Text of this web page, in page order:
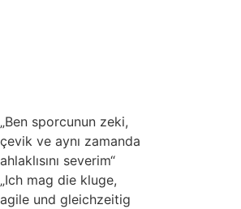
„Ben sporcunun zeki,
çevik ve aynı zamanda
ahlaklısını severim“
„Ich mag die kluge,
agile und gleichzeitig